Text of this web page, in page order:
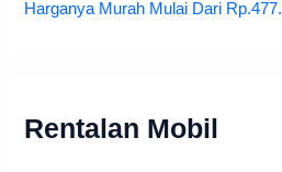
Harganya Murah Mulai Dari
Rentalan Mobil